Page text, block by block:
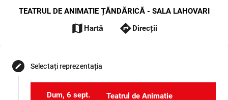
TEATRUL DE ANIMATIE ȚĂNDĂRICĂ - SALA LAHOVARI
map Hartă directionsDirecții
edit Selectați reprezentația
Dum, 6 sept.
Teatrul de Animatie